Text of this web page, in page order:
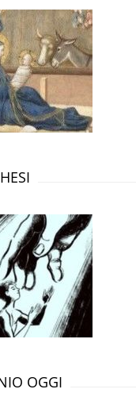
OGGI